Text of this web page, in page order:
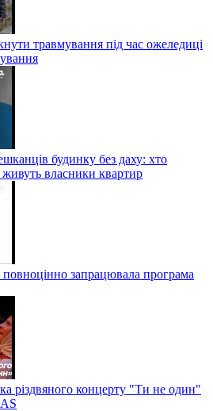
травмування під час ожеледиці
будинку без даху: хто
живуть власники квартир
повноцінно запрацювала програма
різдвяного концерту "Ти не один"